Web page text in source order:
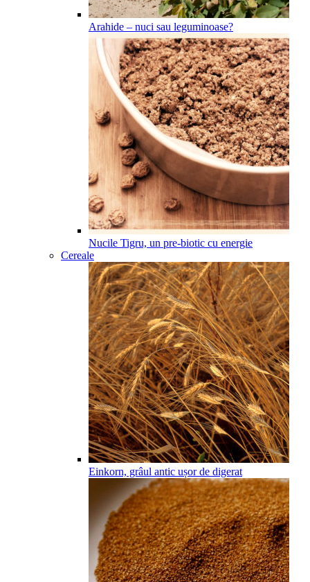
Arahide – nuci sau leguminoase?
Nucile Tigru, un pre-biotic cu energie
Cereale
Einkorn, grâul antic ușor de digerat